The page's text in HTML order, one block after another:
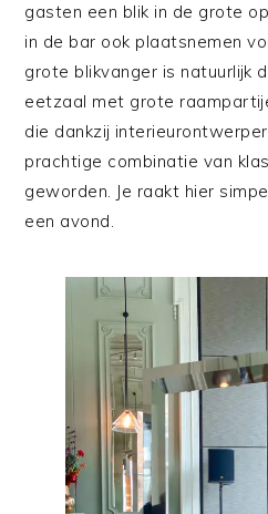
gasten een blik in de grote
in de bar ook plaatsnemen
grote blikvanger is natuurlijk
eetzaal met grote
die dankzij
prachtige combinatie van
geworden. Je raakt hier
een avond.